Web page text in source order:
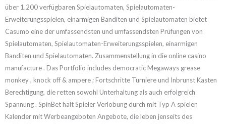
über 1.200 verfügbaren Spielautomaten, Spielautomaten-
Erweiterungsspielen, einarmigen Banditen und Spielautomaten bietet
Casumo eine der umfassendsten und umfassendsten Prüfungen von
Spielautomaten, Spielautomaten-Erweiterungsspielen, einarmigen
Banditen und Spielautomaten. Zusammenstellung in die online casino
manufacture . Das Portfolio includes democratic Megaways grease
monkey , knock off & ampere ; Fortschritte Turniere und Inbrunst Kasten
Berechtigung, die retten sowohl Unterhaltung als auch erfolgreich
Spannung . SpinBet hält Spieler Verlobung durch mit Typ A spielen
Kalender mit Werbeangeboten Angebote, die leben jenseits des